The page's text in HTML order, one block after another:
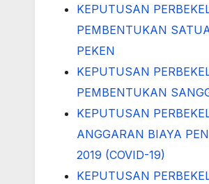
KEPUTUSAN
PEMBENTUKAN
PEKEN
KEPUTUSAN
PEMBENTUKAN
KEPUTUSAN
ANGGARAN BIAYA
2019 (COVID-19)
KEPUTUSAN